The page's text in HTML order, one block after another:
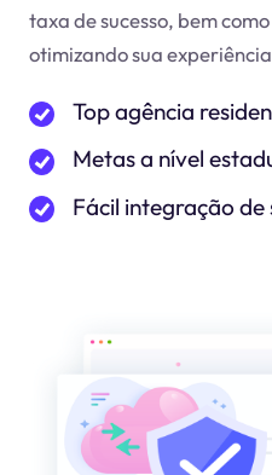
taxa de sucesso, bem
otimizando sua
Top agência
Metas a nível
Fácil integração